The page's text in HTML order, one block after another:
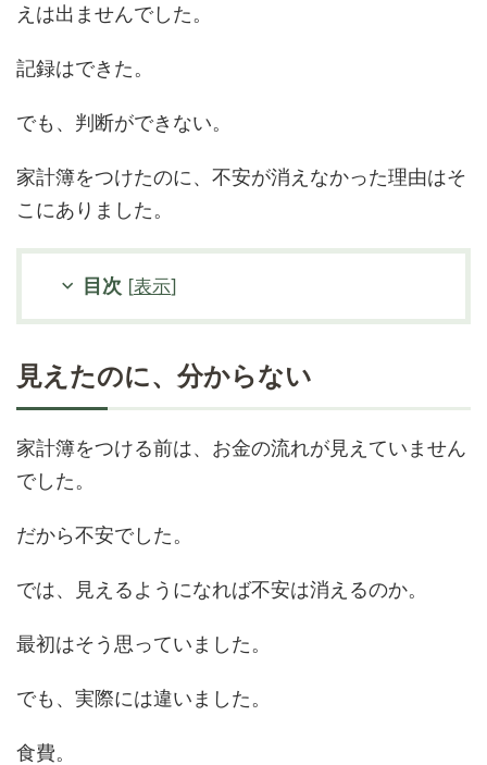
えは出ませんでした。
記録はできた。
でも、判断ができない。
家計簿をつけたのに、不安が消えなかった理由はそ
こにありました。
目次 [表示]
見えたのに、分からない
家計簿をつける前は、お金の流れが見えていません
でした。
だから不安でした。
では、見えるようになれば不安は消えるのか。
最初はそう思っていました。
でも、実際には違いました。
食費。